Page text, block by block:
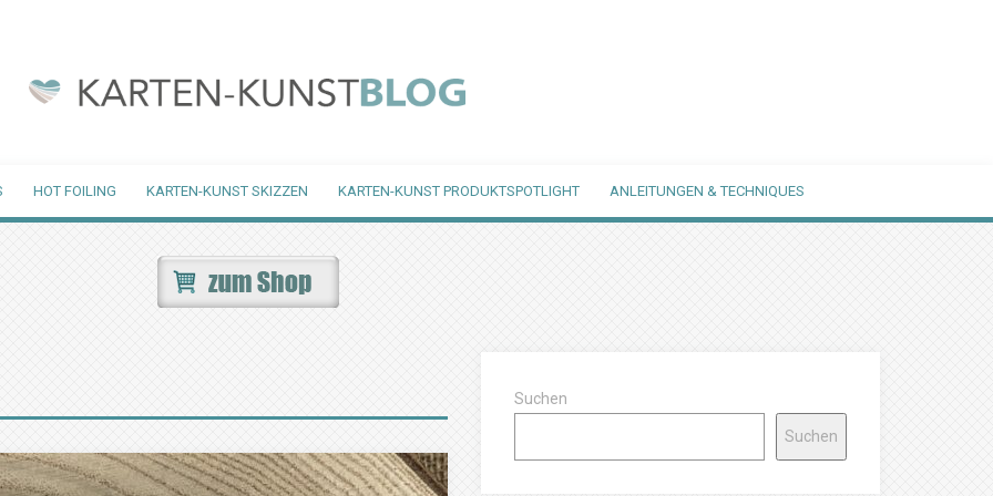
HOT FOILING KARTEN-KUNST SKIZZEN KARTEN-KUNST PRODUKTSPOTLIGHT ANLEITUNGEN & TECHNIQUES
Suchen
Suchen